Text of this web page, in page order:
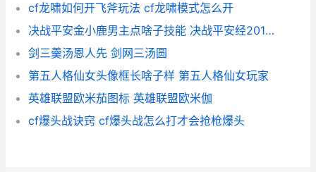
cf龙啸如何开飞斧玩法 cf龙啸模式怎么开
决战平安金小鹿男主点啥子技能 决战平安经20121年选择的皮肤是什么
剑三羹汤恩人先 剑网三汤圆
第五人格仙女头像框长啥子样 第五人格仙女玩家
英雄联盟欧米茄图标 英雄联盟欧米伽
cf爆头战诀窍 cf爆头战怎么打才会抢枪爆头